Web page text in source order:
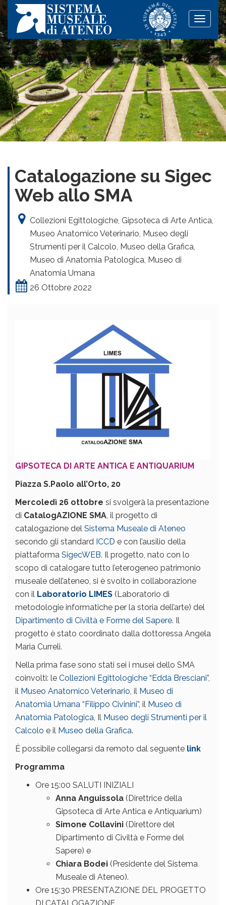
Toggle
Catalogazione su Sigec
Web allo SMA
Collezioni Egittologiche, Gipsoteca di Arte Antica,
Museo Anatomico Veterinario, Museo degli
Strumenti per il Calcolo, Museo della Grafica,
Museo di Anatomia Patologica, Museo di
Anatomia Umana
26 Ottobre 2022
GIPSOTECA DI ARTE ANTICA E ANTIQUARIUM
Piazza S.Paolo all’Orto, 20
Mercoledì 26 ottobre si svolgerà la presentazione
di CatalogAZIONE SMA, il progetto di
catalogazione del Sistema Museale di Ateneo
secondo gli standard ICCD e con l’ausilio della
piattaforma SigecWEB. Il progetto, nato con lo
scopo di catalogare tutto l’eterogeneo patrimonio
museale dell’ateneo, si è svolto in collaborazione
con il Laboratorio LIMES (Laboratorio di
metodologie informatiche per la storia dell’arte) del
Dipartimento di Civiltà e Forme del Sapere. Il
progetto è stato coordinato dalla dottoressa Angela
Maria Curreli.
Nella prima fase sono stati sei i musei dello SMA
coinvolti: le Collezioni Egittologiche “Edda Bresciani”,
il Museo Anatomico Veterinario, il Museo di
Anatomia Umana “Filippo Civinini”, il Museo di
Anatomia Patologica, Il Museo degli Strumenti per il
Calcolo e il Museo della Grafica.
È possibile collegarsi da remoto dal seguente link
Programma
Ore 15:00 SALUTI INIZIALI
Anna Anguissola (Direttrice della
Gipsoteca di Arte Antica e Antiquarium)
Simone Collavini (Direttore del
Dipartimento di Civiltà e Forme del
Sapere) e
Chiara Bodei (Presidente del Sistema
Museale di Ateneo).
Ore 15:30 PRESENTAZIONE DEL PROGETTO